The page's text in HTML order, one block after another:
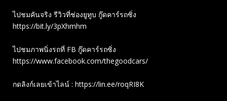
ไปชมคันจริง รีวิวที่ช่องยู​ทูบ​ กู๊ดคาร์รถซิ่ง
https://bit.ly/3pXhmhm​
ไปชมภาพนิ่งรถที่ FB กู๊ดคาร์รถซิ่ง
https://www.facebook.com/thegoodcars/
กดลิงก์เลยเข้าไลน์ : https://lin.ee/roqRI8K